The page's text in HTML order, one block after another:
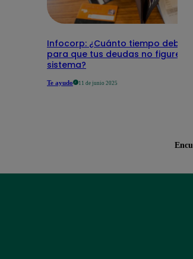
Infocorp: ¿Cuánto tiempo debe
para que tus deudas no figuren
sistema?
Te ayudo 11 de junio 2025